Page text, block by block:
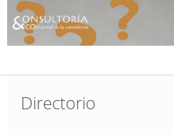
Directorio